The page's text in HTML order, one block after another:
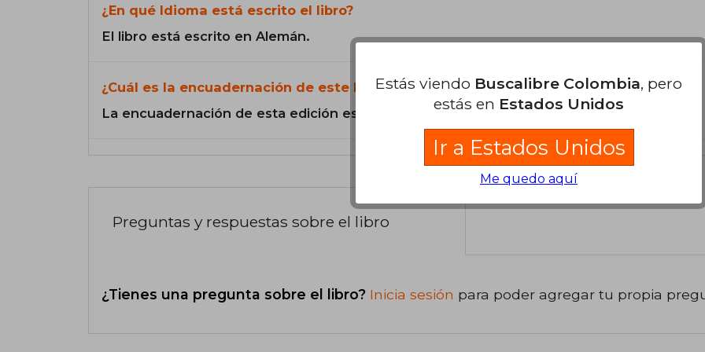
¿En qué Idioma está escrito el libro?
El libro está escrito en Alemán.
¿Cuál es la encuadernación de este libro?
La encuadernación de esta edición es Tapa Blanda.
Preguntas y respuestas sobre el libro
¿Tienes una pregunta sobre el libro? Inicia sesión para poder agregar tu propia
Estás viendo Buscalibre Colombia, pero
estás en Estados Unidos
Ir a Estados Unidos
Me quedo aquí